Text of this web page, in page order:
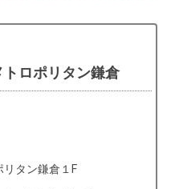
ロポリタン鎌倉
タン鎌倉１F